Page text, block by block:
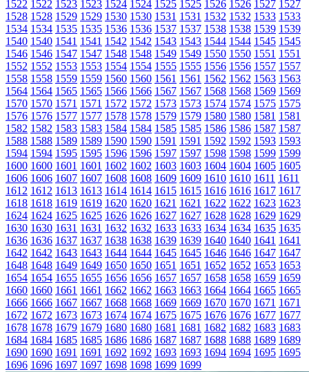
1522 1522 1523 1523 1524 1524 1525 1525 1526 1526 1527 1527
1528 1528 1529 1529 1530 1530 1531 1531 1532 1532 1533 1533
1534 1534 1535 1535 1536 1536 1537 1537 1538 1538 1539 1539
1540 1540 1541 1541 1542 1542 1543 1543 1544 1544 1545 1545
1546 1546 1547 1547 1548 1548 1549 1549 1550 1550 1551 1551
1552 1552 1553 1553 1554 1554 1555 1555 1556 1556 1557 1557
1558 1558 1559 1559 1560 1560 1561 1561 1562 1562 1563 1563
1564 1564 1565 1565 1566 1566 1567 1567 1568 1568 1569 1569
1570 1570 1571 1571 1572 1572 1573 1573 1574 1574 1575 1575
1576 1576 1577 1577 1578 1578 1579 1579 1580 1580 1581 1581
1582 1582 1583 1583 1584 1584 1585 1585 1586 1586 1587 1587
1588 1588 1589 1589 1590 1590 1591 1591 1592 1592 1593 1593
1594 1594 1595 1595 1596 1596 1597 1597 1598 1598 1599 1599
1600 1600 1601 1601 1602 1602 1603 1603 1604 1604 1605 1605
1606 1606 1607 1607 1608 1608 1609 1609 1610 1610 1611 1611
1612 1612 1613 1613 1614 1614 1615 1615 1616 1616 1617 1617
1618 1618 1619 1619 1620 1620 1621 1621 1622 1622 1623 1623
1624 1624 1625 1625 1626 1626 1627 1627 1628 1628 1629 1629
1630 1630 1631 1631 1632 1632 1633 1633 1634 1634 1635 1635
1636 1636 1637 1637 1638 1638 1639 1639 1640 1640 1641 1641
1642 1642 1643 1643 1644 1644 1645 1645 1646 1646 1647 1647
1648 1648 1649 1649 1650 1650 1651 1651 1652 1652 1653 1653
1654 1654 1655 1655 1656 1656 1657 1657 1658 1658 1659 1659
1660 1660 1661 1661 1662 1662 1663 1663 1664 1664 1665 1665
1666 1666 1667 1667 1668 1668 1669 1669 1670 1670 1671 1671
1672 1672 1673 1673 1674 1674 1675 1675 1676 1676 1677 1677
1678 1678 1679 1679 1680 1680 1681 1681 1682 1682 1683 1683
1684 1684 1685 1685 1686 1686 1687 1687 1688 1688 1689 1689
1690 1690 1691 1691 1692 1692 1693 1693 1694 1694 1695 1695
1696 1696 1697 1697 1698 1698 1699 1699